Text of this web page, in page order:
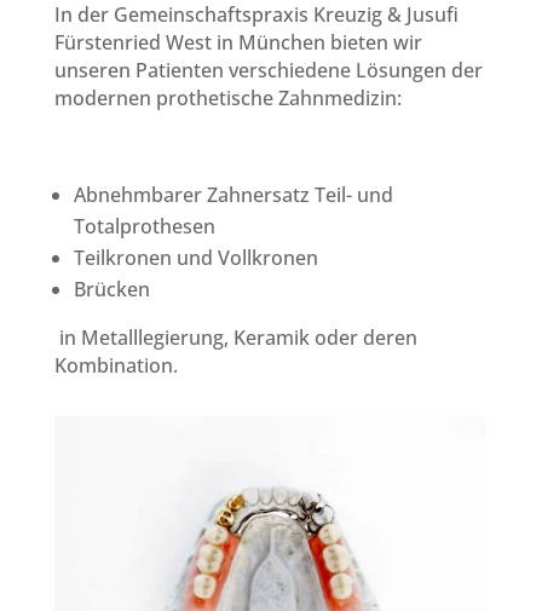
In der Gemeinschaftspraxis Kreuzig & Jusufi
Fürstenried West in München bieten wir
unseren Patienten verschiedene Lösungen der
modernen prothetische Zahnmedizin:
Abnehmbarer Zahnersatz Teil- und
Totalprothesen
Teilkronen und Vollkronen
Brücken
in Metalllegierung, Keramik oder deren
Kombination.